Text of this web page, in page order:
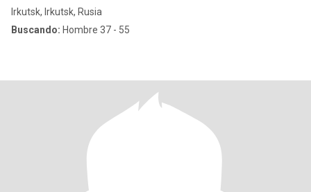
Irkutsk, Irkutsk, Rusia
Buscando: Hombre 37 - 55